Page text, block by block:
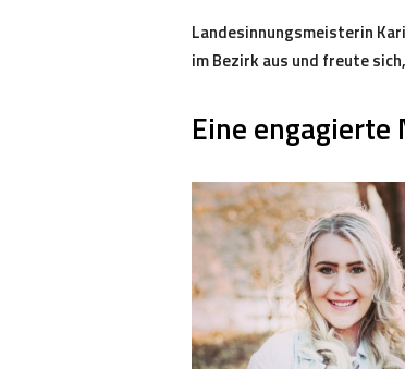
Landesinnungsmeisterin
im Bezirk aus und freute
Eine engagierte